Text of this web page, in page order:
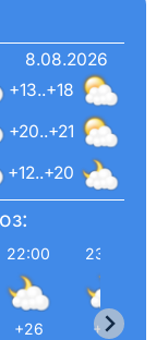
8.08.2026
+13..+18
+20..+21
+12..+20
22:00
+26
23:00
+25